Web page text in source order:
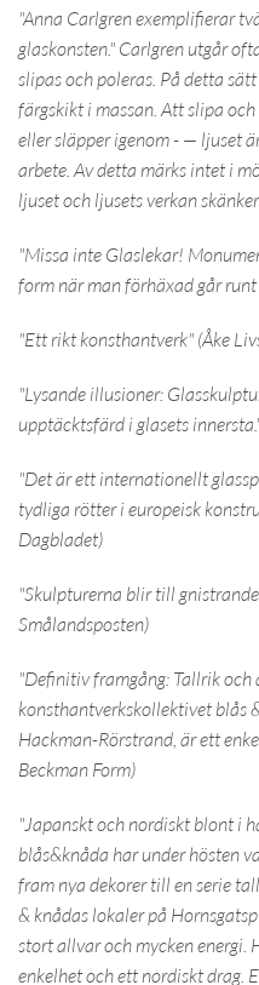
"Anna Carlgren exemplifierar
glaskonsten." Carlgren utgår
slipas och poleras. På detta
färgskikt i massan. Att slipa
eller släpper igenom - — ljuset
arbete. Av detta märks intet i
ljuset och ljusets verkan
"Missa inte Glaslekar!
form när man förhäxad går runt
"Ett rikt konsthantverk" (Åke
"Lysande illusioner:
upptäcktsfärd i glasets
"Det är ett internationellt
tydliga rötter i europeisk
Dagbladet)
"Skulpturerna blir till
Smålandsposten)
"Definitiv framgång: Tallrik och
konsthantverkskollektivet blås
Hackman-Rörstrand, är ett
Beckman Form)
"Japanskt och nordiskt blont i
blås&knåda har under hösten
fram nya dekorer till en serie
& knådas lokaler på
stort allvar och mycken energi.
enkelhet och ett nordiskt drag.